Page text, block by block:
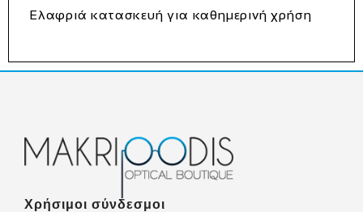
Ελαφριά κατασκευή για καθημερινή χρήση
Χρήσιμοι σύνδεσμοι